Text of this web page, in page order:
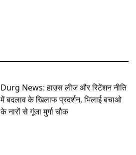
Durg News: हाउस लीज और रिटेंशन नीति
में बदलाव के खिलाफ प्रदर्शन, भिलाई बचाओ
के नारों से गूंजा मुर्गा चौक